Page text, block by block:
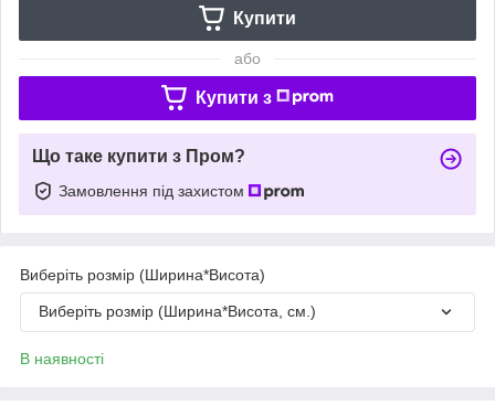
Купити
або
Купити з
Що таке купити з Пром?
Замовлення під захистом
Виберіть розмір (Ширина*Висота)
Виберіть розмір (Ширина*Висота, см.)
В наявності